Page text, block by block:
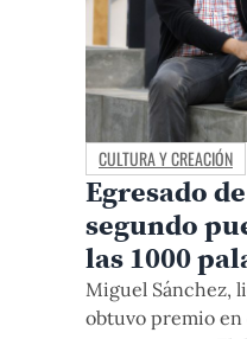
CULTURA Y CREACIÓN
Egresado
segundo
las 1000
Miguel Sánchez,
obtuvo premio en